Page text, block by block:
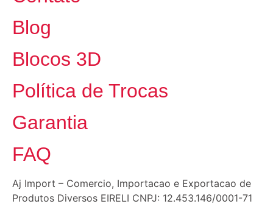
Blog
Blocos 3D
Política de Trocas
Garantia
FAQ
Aj Import – Comercio, Importacao e Exportacao de
Produtos Diversos EIRELI CNPJ: 12.453.146/0001-71